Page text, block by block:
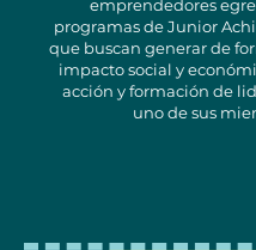
emprendedores
programas de Junior
que buscan generar de
impacto social y
acción y formación de
uno de sus